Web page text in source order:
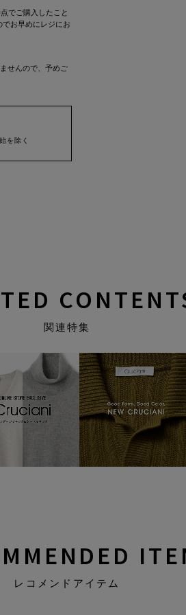
でご購入したこと
お早めにレジにお
せんので、予めご
を除く
関連特集
レコメンドアイテム